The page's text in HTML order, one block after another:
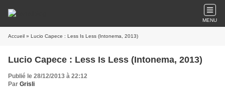
MENU
Accueil » Lucio Capece : Less Is Less (Intonema, 2013)
Lucio Capece : Less Is Less (Intonema, 2013)
Publié le 28/12/2013 à 22:12
Par Grisli